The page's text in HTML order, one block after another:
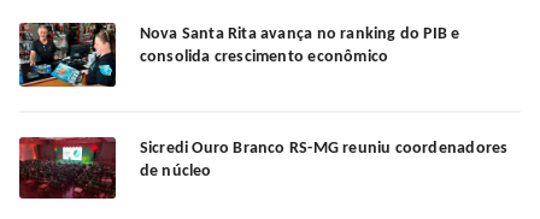
Nova Santa Rita avança no ranking do PIB e
consolida crescimento econômico
Sicredi Ouro Branco RS-MG reuniu coordenadores
de núcleo